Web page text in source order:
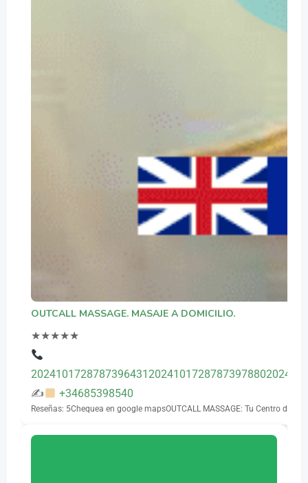
OUTCALL MASSAGE. MASAJE A DOMICILIO.
★★★★★
✍
+34685398540
Reseñas: 5Chequea en google mapsOUTCALL MASSAGE: Tu Centro de